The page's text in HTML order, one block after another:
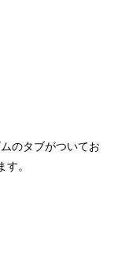
のタブがついてお
。